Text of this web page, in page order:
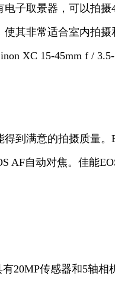
子取景器，可以拍
其非常适合室内拍
XC 15-45mm f / 3.5-
到满意的拍摄质量
AF自动对焦。佳能
20MP传感器和5轴相